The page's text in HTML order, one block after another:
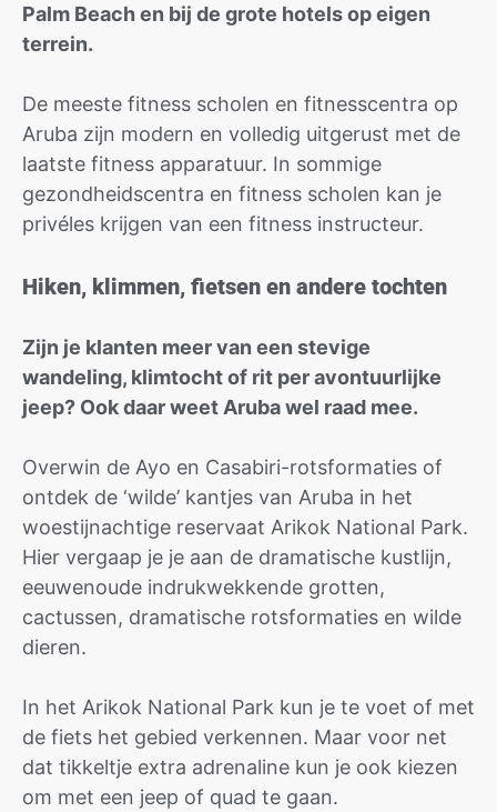
Palm Beach en bij de grote hotels op eigen
terrein.
De meeste fitness scholen en fitnesscentra op
Aruba zijn modern en volledig uitgerust met de
laatste fitness apparatuur. In sommige
gezondheidscentra en fitness scholen kan je
privéles krijgen van een fitness instructeur.
Hiken, klimmen, fietsen en andere tochten
Zijn je klanten meer van een stevige
wandeling, klimtocht of rit per avontuurlijke
jeep? Ook daar weet Aruba wel raad mee.
Overwin de Ayo en Casabiri-rotsformaties of
ontdek de ‘wilde’ kantjes van Aruba in het
woestijnachtige reservaat Arikok National Park.
Hier vergaap je je aan de dramatische kustlijn,
eeuwenoude indrukwekkende grotten,
cactussen, dramatische rotsformaties en wilde
dieren.
In het Arikok National Park kun je te voet of met
de fiets het gebied verkennen. Maar voor net
dat tikkeltje extra adrenaline kun je ook kiezen
om met een jeep of quad te gaan.